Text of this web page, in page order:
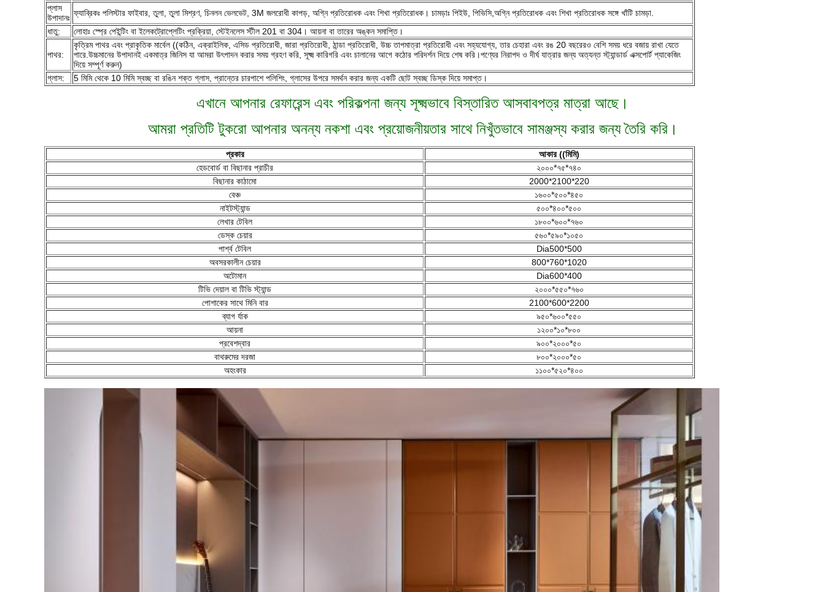
প্লাস
উপাদানঃ ফ্যাব্রিকঃ পলিস্টার ফাইবার, তুলা, তুলা মিশ্রণ, চিনলন ভেলভেট, 3M জলরোধী কাপড়, অগ্নি প্রতিরোধক এবং শিখা প্রতিরোধক। চামড়াঃ পিইউ, পিভিসি,অগ্নি প্রতিরোধক এবং শিখা প্রতিরোধক সঙ্গে খাঁটি চামড়া.
ধাতু:
লোহাঃ স্প্রে পেইন্টিং বা ইলেকট্রোপ্লেটিং প্রক্রিয়া, স্টেইনলেস স্টীল 201 বা 304। আয়না বা তারের অঙ্কন সমাপ্তি।
পাথর:
কৃত্রিম পাথর এবং প্রাকৃতিক মার্বেল ((কঠিন, এক্রাইলিক, এসিড প্রতিরোধী, জারা প্রতিরোধী, ঠান্ডা প্রতিরোধী, উচ্চ তাপমাত্রা প্রতিরোধী এবং সহ্যযোগ্য, তার চেহারা এবং রঙ 20 বছরেরও বেশি সময় ধরে বজায় রাখা যেতে
পারে.উচ্চমানের উপাদানই একমাত্র জিনিস যা আমরা উৎপাদন করার সময় গ্রহণ করি, সূক্ষ্ম কারিগরি এবং চালানের আগে কঠোর পরিদর্শন দিয়ে শেষ করি।পণ্যের নিরাপদ ও দীর্ঘ যাত্রার জন্য অত্যন্ত স্ট্যান্ডার্ড এক্সপোর্ট প্যাকেজিং
দিয়ে সম্পূর্ণ করুন)
গ্লাস:
5 মিমি থেকে 10 মিমি স্বচ্ছ বা রঙিন শক্ত গ্লাস, প্রান্তের চারপাশে পলিশিং, গ্লাসের উপরে সমর্থন করার জন্য একটি ছোট স্বচ্ছ ডিস্ক দিয়ে সমাপ্ত।
এখানে আপনার রেফারেন্স এবং পরিকল্পনা জন্য সূক্ষ্মভাবে বিস্তারিত আসবাবপত্র মাত্রা আছে।
আমরা প্রতিটি টুকরো আপনার অনন্য নকশা এবং প্রয়োজনীয়তার সাথে নিখুঁতভাবে সামঞ্জস্য করার জন্য তৈরি করি।
প্রকার
আকার ((মিমি)
হেডবোর্ড বা বিছানার প্রাচীর
২০০০*৭৫*৭৪০
বিছানার কাঠামো
2000*2100*220
বেঞ্চ
১৬০০*৫০০*৪৫০
নাইটস্ট্যান্ড
৫০০*৪০০*৫০০
লেখার টেবিল
১৮০০*৬০০*৭৬০
ডেস্ক চেয়ার
৫৬০*৫৯০*১০৫০
পার্শ্ব টেবিল
Dia500*500
অবসরকালীন চেয়ার
800*760*1020
অটোমান
Dia600*400
টিভি দেয়াল বা টিভি স্ট্যান্ড
২০০০*৫৫০*৭৬০
পোশাকের সাথে মিনি বার
2100*600*2200
ব্যাগ র্যাক
৯৫০*৬০০*৫৫০
আয়না
১২০০*১০*৮০০
প্রবেশদ্বার
৯০০*২০০০*৫০
বাথরুমের দরজা
৮০০*২০০০*৫০
অহংকার
১১০০*৫২০*৪০০